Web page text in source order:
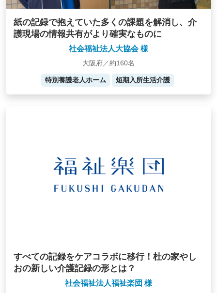
紙の記録で抱えていた多くの課題を解消し、介
護現場の情報共有がより確実なものに
社会福祉法人大協会 様
大阪府／約160名
特別養護老人ホーム 短期入所生活介護
すべての記録をケアコラボに移行！杜の家やし
おの新しい介護記録の形とは？
社会福祉法人福祉楽団 様